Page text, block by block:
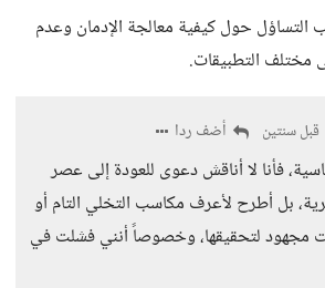
حول كيفية معالجة الإدمان وعدم
مختلف التطبيقات.
قبل سنتين أضف ردا
فأنا لا أناقش دعوى للعودة إلى عصر
بل أطرح لأعرف مكاسب التخلي التام أو
مجهود لتحقيقها، وخصوصاً أنني فشلت في